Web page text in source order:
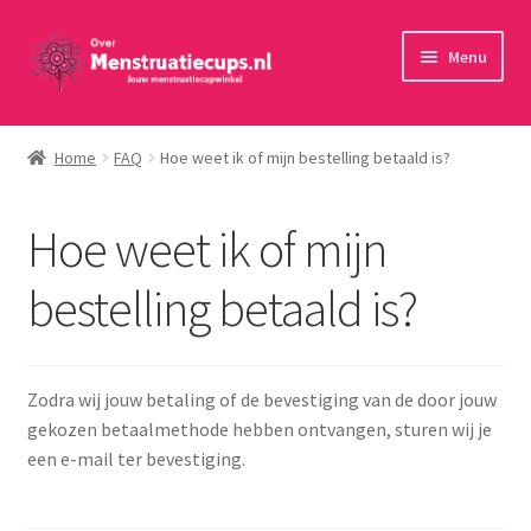
Ga
door
navigatie
Ga
naar
inhoud
Menu
Home
Menstruatiecups
Menstruatiedisks
Wasbaar maandverband
Home FAQ Hoe weet ik of mijn bestelling betaald is?
Hoe weet ik of mijn
bestelling betaald is?
Zodra wij jouw betaling of de bevestiging van de door jouw
gekozen betaalmethode hebben ontvangen, sturen wij je
een e-mail ter bevestiging.